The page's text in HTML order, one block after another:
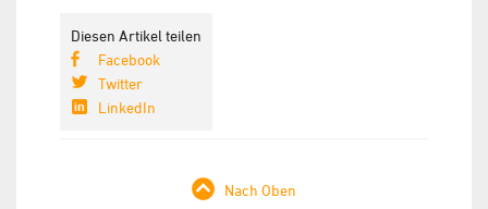
Diesen Artikel teilen
Facebook
Twitter
LinkedIn
Nach Oben